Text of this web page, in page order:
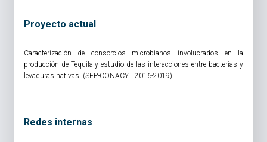
Proyecto actual
Caracterización de consorcios microbianos involucrados en la
producción de Tequila y estudio de las interacciones entre bacterias y
levaduras nativas. (SEP-CONACYT 2016-2019)
Redes internas